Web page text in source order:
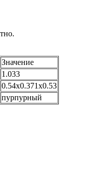
Значение
1.033
0.54x0.371x0.53
пурпурный